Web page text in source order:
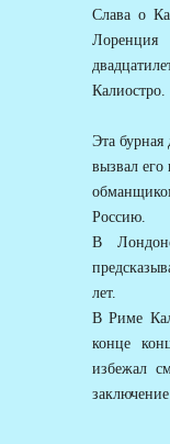
Слава о
Лоренция
Калиостро.
Эта бурная
вызвал
Россию.
В
лет.
В Риме
конце
избежал